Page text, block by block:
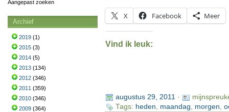
X Facebook Meer
Vind ik leuk:
augustus 29, 2011·
Tags: heden, maandag, morgen,
Aangepast zoeken
Archief
2019 (1)
2015 (3)
2014 (5)
2013 (134)
2012 (346)
2011 (359)
2010 (346)
2009 (364)